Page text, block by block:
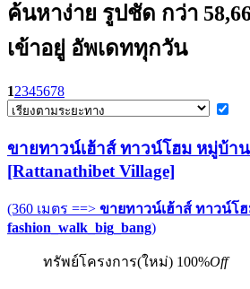
ค้นหาง่าย รูปชัด กว่า
เข้าอยู่ อัพเดททุกวัน
12345678
ขายทาวน์เฮ้าส์ ทาวน์โฮม หมู่บ้า
[Rattanathibet Village]
(360 เมตร ==> ขายทาวน์เฮ้าส์ ทาวน์โ
fashion_walk_big_bang)
ทรัพย์โครงการ(ใหม่) 100%Off